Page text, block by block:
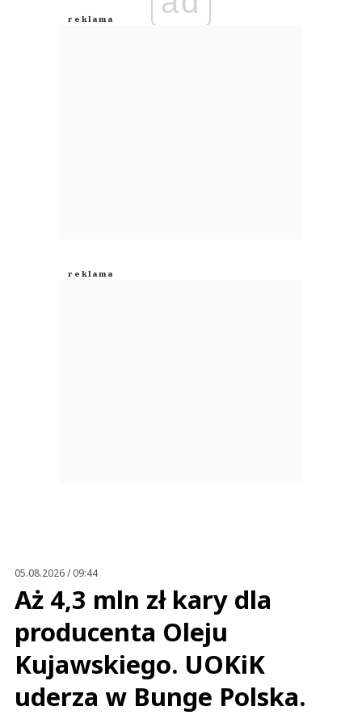
Anuluj
05.08.2026 / 09:44
Aż 4,3 mln zł kary dla
producenta Oleju
Kujawskiego. UOKiK
uderza w Bunge Polska.